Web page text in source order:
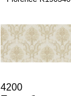
4200